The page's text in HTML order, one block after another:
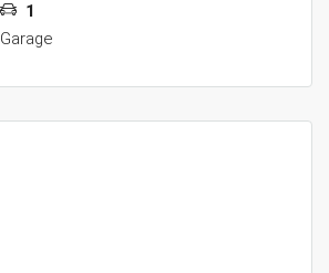
1
Garage